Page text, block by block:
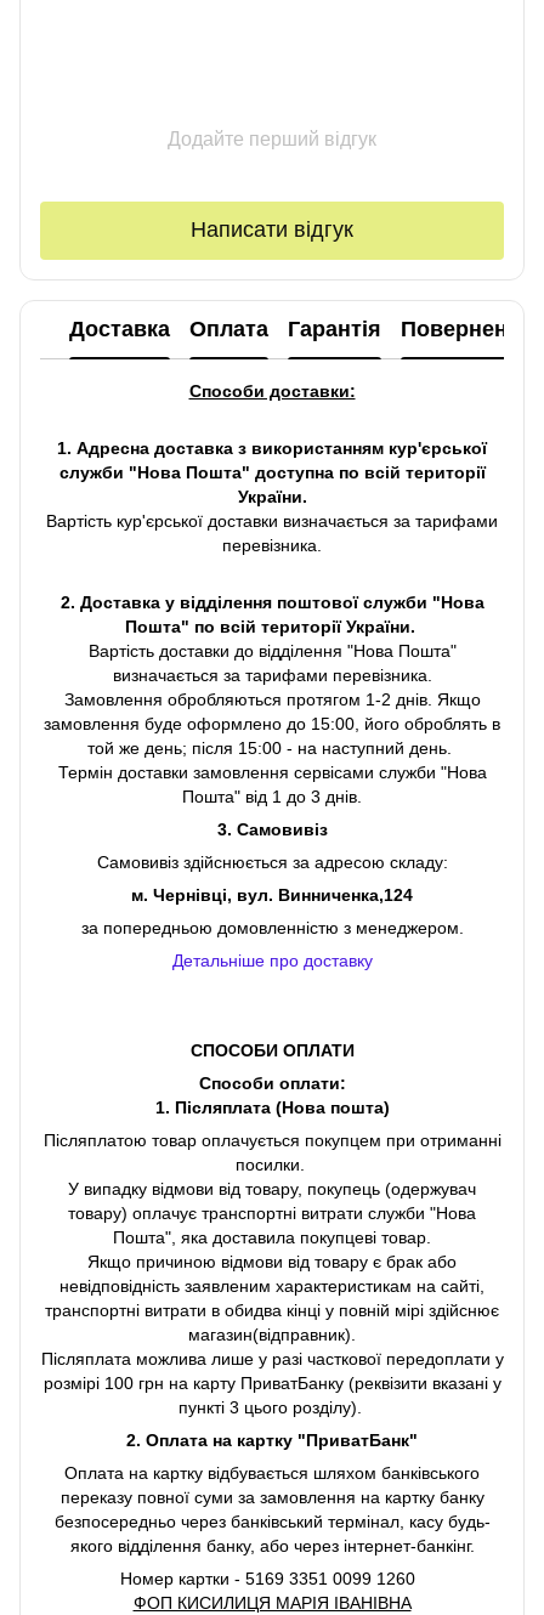
Додайте перший відгук
Написати відгук
Доставка Оплата Гарантія Повернення
Способи доставки:
1. Адресна доставка з використанням кур'єрської
служби "Нова Пошта" доступна по всій території
України.
Вартість кур'єрської доставки визначається за тарифами
перевізника.
2. Доставка у відділення поштової служби "Нова
Пошта" по всій території України.
Вартість доставки до відділення "Нова Пошта"
визначається за тарифами перевізника.
Замовлення обробляються протягом 1-2 днів. Якщо
замовлення буде оформлено до 15:00, його оброблять в
той же день; після 15:00 - на наступний день.
Термін доставки замовлення сервісами служби "Нова
Пошта" від 1 до 3 днів.
3. Самовивіз
Самовивіз здійснюється за адресою складу:
м. Чернівці, вул. Винниченка,124
за попередньою домовленністю з менеджером.
Детальніше про доставку
СПОСОБИ ОПЛАТИ
Способи оплати:
1. Післяплата (Нова пошта)
Післяплатою товар оплачується покупцем при отриманні
посилки.
У випадку відмови від товару, покупець (одержувач
товару) оплачує транспортні витрати служби "Нова
Пошта", яка доставила покупцеві товар.
Якщо причиною відмови від товару є брак або
невідповідність заявленим характеристикам на сайті,
транспортні витрати в обидва кінці у повній мірі здійснює
магазин(відправник).
Післяплата можлива лише у разі часткової передоплати у
розмірі 100 грн на карту ПриватБанку (реквізити вказані у
пункті 3 цього розділу).
2. Оплата на картку "ПриватБанк"
Оплата на картку відбувається шляхом банківського
переказу повної суми за замовлення на картку банку
безпосередньо через банківський термінал, касу будь-
якого відділення банку, або через інтернет-банкінг.
Номер картки - 5169 3351 0099 1260
ФОП КИСИЛИЦЯ МАРІЯ ІВАНІВНА